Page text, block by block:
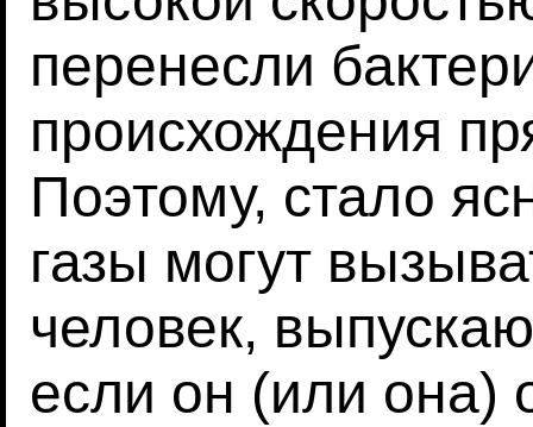
перенесли
происхождения
Поэтому, стало
газы могут
человек,
если он (или она)